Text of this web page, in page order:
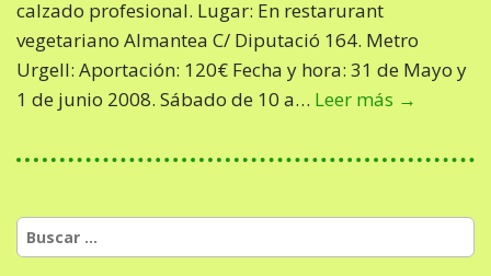
calzado profesional. Lugar: En restarurant
vegetariano Almantea C/ Diputació 164. Metro
Urgell: Aportación: 120€ Fecha y hora: 31 de Mayo y
1 de junio 2008. Sábado de 10 a… Leer más →
Buscar: